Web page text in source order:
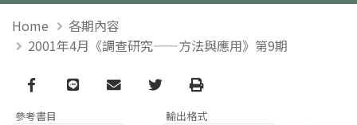
Home
各期內容
2001年4月《調查研究——方法與應用》第9期
Facebook
line email TwitterPrint
參考書目 輸出格式